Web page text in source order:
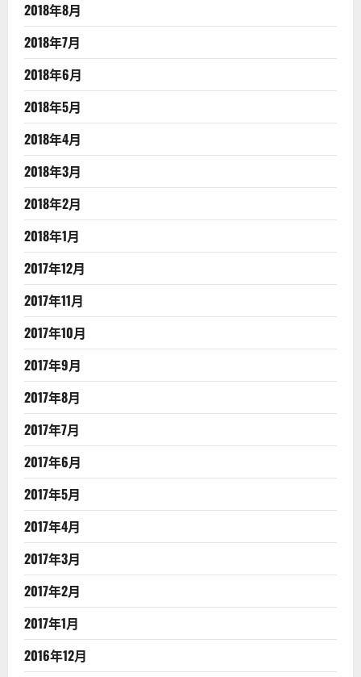
2018年8月
2018年7月
2018年6月
2018年5月
2018年4月
2018年3月
2018年2月
2018年1月
2017年12月
2017年11月
2017年10月
2017年9月
2017年8月
2017年7月
2017年6月
2017年5月
2017年4月
2017年3月
2017年2月
2017年1月
2016年12月